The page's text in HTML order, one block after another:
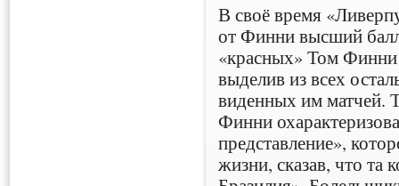
В своё время
от Финни высший
«красных» Том Финни
выделив из всех
виденных им матчей.
Финни
представление»,
жизни, сказав, что